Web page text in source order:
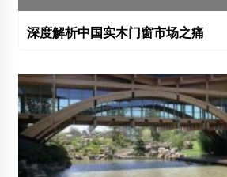
深度解析中国实木门窗市场之痛